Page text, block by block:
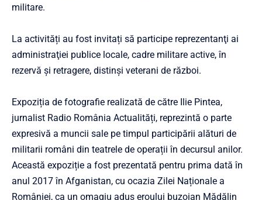
militare.
La activități au fost invitați să participe reprezentanţi ai
administraţiei publice locale, cadre militare active, în
rezervă și retragere, distinşi veterani de război.
Expoziția de fotografie realizată de către Ilie Pintea,
jurnalist Radio România Actualități, reprezintă o parte
expresivă a muncii sale pe timpul participării alături de
militarii români din teatrele de operații în decursul anilor.
Această expoziție a fost prezentată pentru prima dată în
anul 2017 în Afganistan, cu ocazia Zilei Naționale a
României, ca un omagiu adus eroului buzoian Mădălin